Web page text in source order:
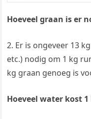
Hoeveel graan is er
2. Er is ongeveer 13
etc.) nodig om 1 kg
kg graan genoeg is
Hoeveel water kost